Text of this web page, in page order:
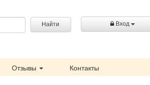
Найти Вход
Отзывы Контакты